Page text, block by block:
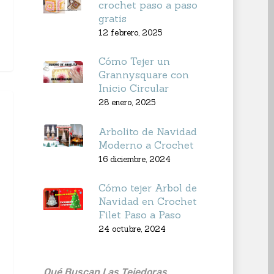
crochet paso a paso
gratis
12 febrero, 2025
Cómo Tejer un
Grannysquare con
Inicio Circular
28 enero, 2025
Arbolito de Navidad
Moderno a Crochet
16 diciembre, 2024
Cómo tejer Arbol de
Navidad en Crochet
Filet Paso a Paso
24 octubre, 2024